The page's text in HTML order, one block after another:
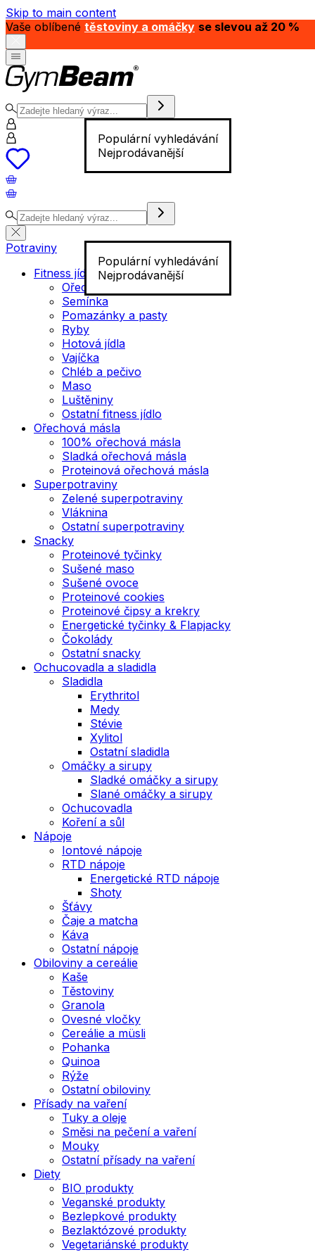
Skip to main content
Vaše oblíbené těstoviny a omáčky se slevou až 20 %
Populární vyhledávání
Nejprodávanější
Populární vyhledávání
Nejprodávanější
Potraviny
Fitness jídlo
Ořechy
Semínka
Pomazánky a pasty
Ryby
Hotová jídla
Vajíčka
Chléb a pečivo
Maso
Luštěniny
Ostatní fitness jídlo
Ořechová másla
100% ořechová másla
Sladká ořechová másla
Proteinová ořechová másla
Superpotraviny
Zelené superpotraviny
Vláknina
Ostatní superpotraviny
Snacky
Proteinové tyčinky
Sušené maso
Sušené ovoce
Proteinové cookies
Proteinové čipsy a krekry
Energetické tyčinky & Flapjacky
Čokolády
Ostatní snacky
Ochucovadla a sladidla
Sladidla
Erythritol
Medy
Stévie
Xylitol
Ostatní sladidla
Omáčky a sirupy
Sladké omáčky a sirupy
Slané omáčky a sirupy
Ochucovadla
Koření a sůl
Nápoje
Iontové nápoje
RTD nápoje
Energetické RTD nápoje
Shoty
Šťávy
Čaje a matcha
Káva
Ostatní nápoje
Obiloviny a cereálie
Kaše
Těstoviny
Granola
Ovesné vločky
Cereálie a müsli
Pohanka
Quinoa
Rýže
Ostatní obiloviny
Přísady na vaření
Tuky a oleje
Směsi na pečení a vaření
Mouky
Ostatní přísady na vaření
Diety
BIO produkty
Veganské produkty
Bezlepkové produkty
Bezlaktózové produkty
Vegetariánské produkty